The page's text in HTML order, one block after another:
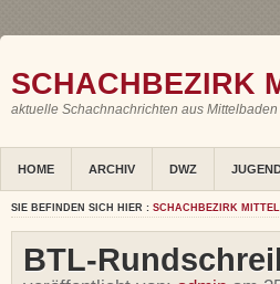
SCHACHBEZIRK
aktuelle Schachnachrichten aus Mittelbaden
HOME ARCHIV DWZ
SIE BEFINDEN SICH HIER : SCHACHBEZIRK
BTL-